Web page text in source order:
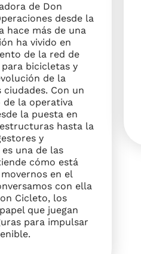
de Don
desde la
hace más de una
ha vivido en
de la red de
bicicletas y
de la
Con un
la operativa
la puesta en
hasta la
y
una de las
cómo está
en el
con ella
Cicleto, los
que juegan
para impulsar